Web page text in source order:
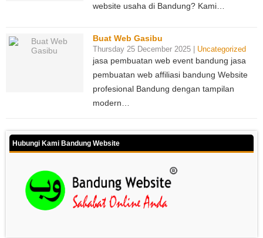
website usaha di Bandung? Kami…
Buat Web Gasibu
Thursday 25 December 2025 | Uncategorized
jasa pembuatan web event bandung jasa
pembuatan web affiliasi bandung Website
profesional Bandung dengan tampilan
modern…
Hubungi Kami Bandung Website